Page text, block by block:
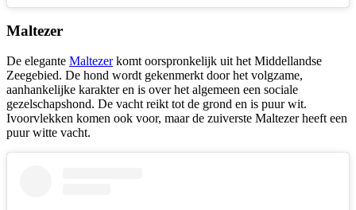
Maltezer
De elegante Maltezerkomt oorspronkelijk uit het Middellandse
Zeegebied. De hond wordt gekenmerkt door het volgzame,
aanhankelijke karakter en is over het algemeen een sociale
gezelschapshond. De vacht reikt tot de grond en is puur wit.
Ivoorvlekken komen ook voor, maar de zuiverste Maltezer heeft een
puur witte vacht.